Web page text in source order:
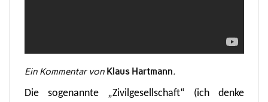
Ein Kommentar vonKlaus Hartmann.
Die sogenannte „Zivilgesellschaft“ (ich denke